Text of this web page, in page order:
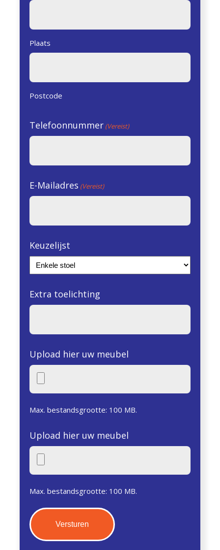
Plaats
Postcode
Telefoonnummer (Vereist)
E-Mailadres (Vereist)
Keuzelijst
Extra toelichting
Upload hier uw meubel
Max. bestandsgrootte: 100 MB.
Upload hier uw meubel
Max. bestandsgrootte: 100 MB.